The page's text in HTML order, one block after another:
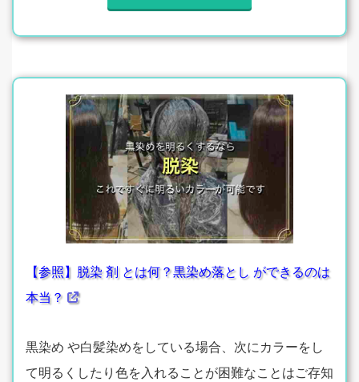
【参照】脱染 剤 とは何？黒染め落とし ができるのは
本当？
黒染め や白髪染めをしている場合、次にカラーをし
て明るくしたり色を入れることが困難なことはご存知